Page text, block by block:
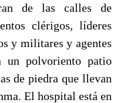
de las calles de
clérigos, líderes
y militares y agentes
un polvoriento patio
de piedra que llevan
El hospital está en